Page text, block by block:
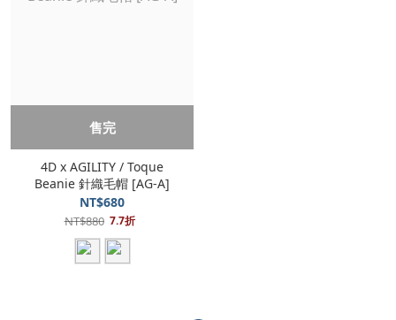
售完
4D x AGILITY / Toque
Beanie 針織毛帽 [AG-A]
NT$680
NT$880 7.7折